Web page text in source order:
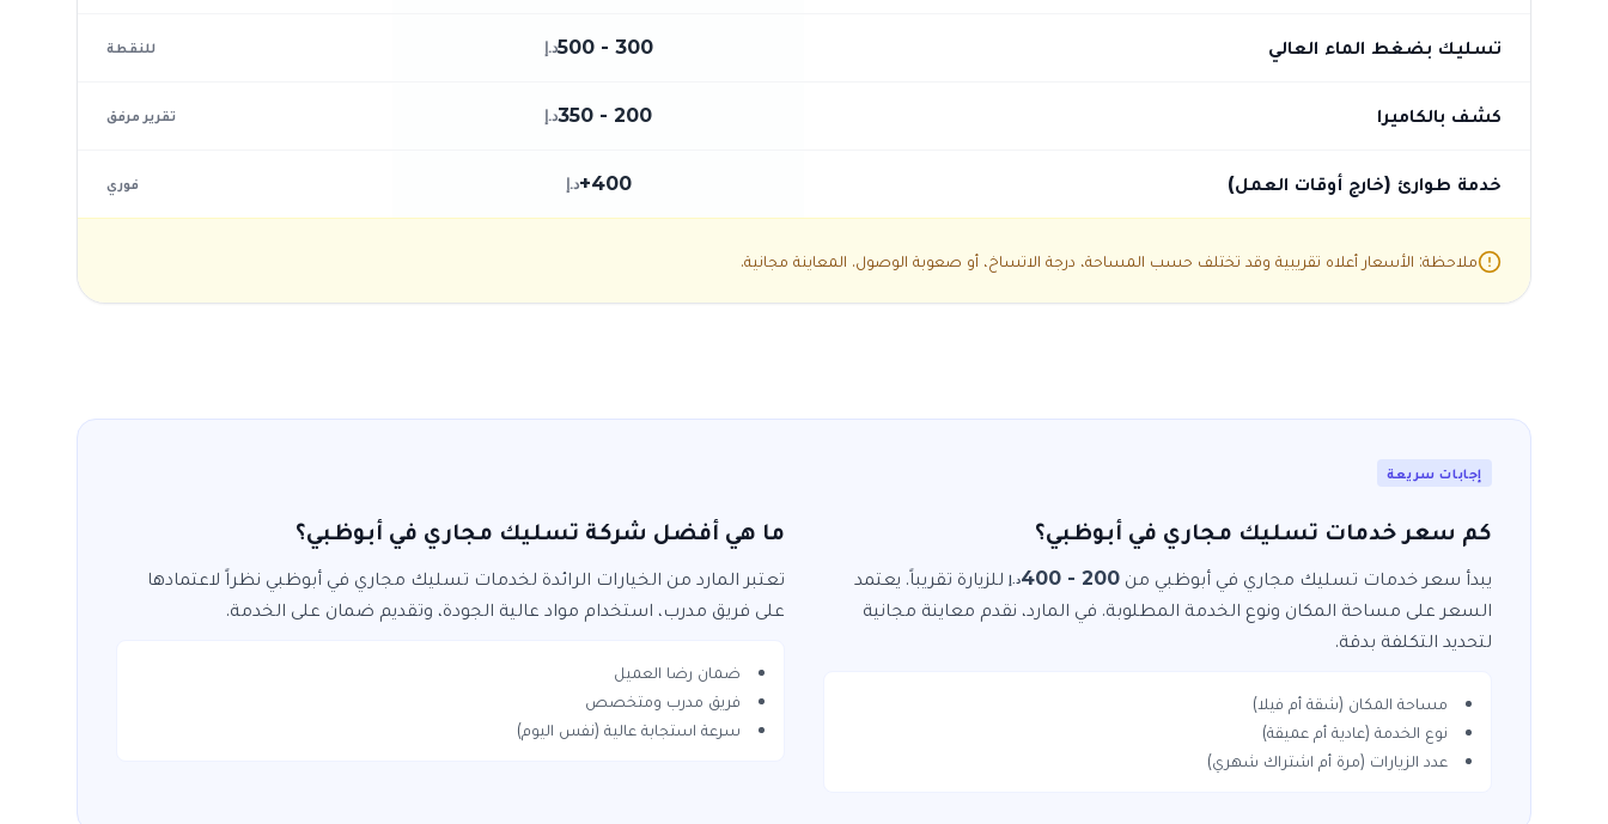
تسليك بضغط الماء العالي 300 - 500 د.إ للنقطة
كشف بالكاميرا 200 - 350 د.إ تقرير مرفق
خدمة طوارئ (خارج أوقات العمل) 400+ د.إ فوري
ملاحظة: الأسعار أعلاه تقريبية وقد تختلف حسب المساحة، درجة الاتساخ، أو صعوبة الوصول. المعاينة مجانية.
إجابات سريعة
كم سعر خدمات تسليك مجاري في أبوظبي؟
يبدأ سعر خدمات تسليك مجاري في أبوظبي من 200 - 400 د.إ للزيارة تقريباً. يعتمد
السعر على مساحة المكان ونوع الخدمة المطلوبة. في المارد، نقدم معاينة مجانية
لتحديد التكلفة بدقة.
مساحة المكان (شقة أم فيلا)
نوع الخدمة (عادية أم عميقة)
عدد الزيارات (مرة أم اشتراك شهري)
ما هي أفضل شركة تسليك مجاري في أبوظبي؟
تعتبر المارد من الخيارات الرائدة لخدمات تسليك مجاري في أبوظبي نظراً لاعتمادها
على فريق مدرب، استخدام مواد عالية الجودة، وتقديم ضمان على الخدمة.
ضمان رضا العميل
فريق مدرب ومتخصص
سرعة استجابة عالية (نفس اليوم)